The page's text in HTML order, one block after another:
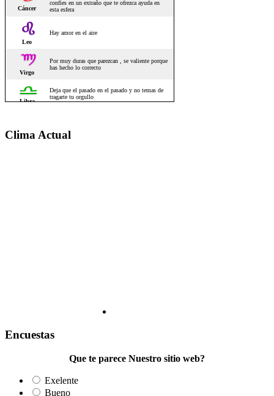
Clima Actual
Encuestas
Que te parece Nuestro sitio web?
Exelente
Bueno